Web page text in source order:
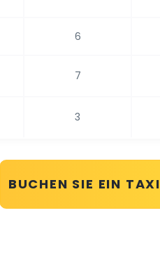
6
7
3
BUCHEN SIE EIN TAXI